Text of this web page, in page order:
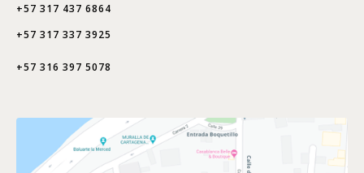
+57 317 437 6864
+57 317 337 3925
+57 316 397 5078